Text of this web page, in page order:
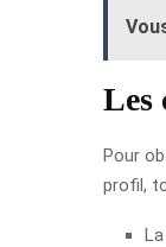
Les
Pour
profil,